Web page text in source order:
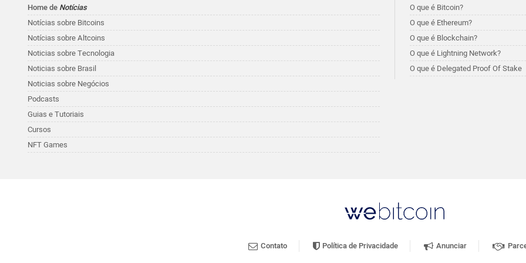
Home de Notícias
Notícias sobre Bitcoins
Notícias sobre Altcoins
Noticias sobre Tecnologia
Noticias sobre Brasil
Noticias sobre Negócios
Podcasts
Guias e Tutoriais
Cursos
NFT Games
O que é Bitcoin?
O que é Ethereum?
O que é Blockchain?
O que é Lightning Network?
O que é Delegated Proof Of Stake
Contato Política de Privacidade Anunciar